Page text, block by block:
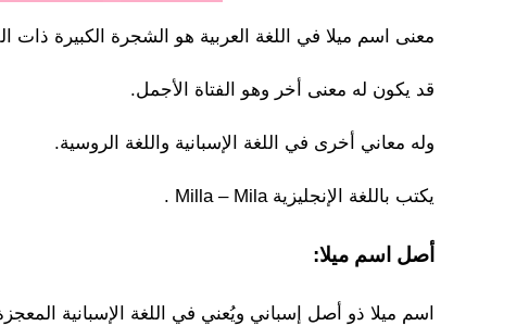
معنى اسم ميلا في اللغة العربية هو الشجرة الكبيرة ذات
قد يكون له معنى أخر وهو الفتاة الأجمل.
وله معاني أخرى في اللغة الإسبانية واللغة الروسية.
يكتب باللغة الإنجليزية Milla – Mila .
أصل اسم ميلا:
اسم ميلا ذو أصل إسباني ويُعني في اللغة الإسبانية